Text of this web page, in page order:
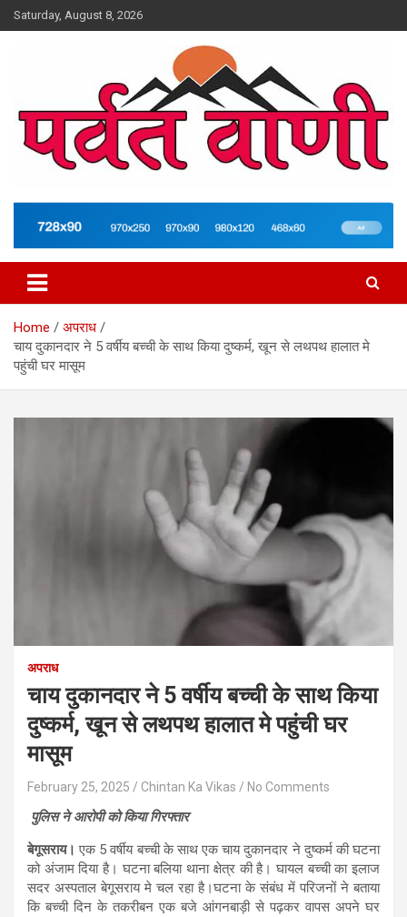
Skip
to
Saturday, August 8, 2026
Parvatvani.com
Home
अपराध
चाय दुकानदार ने 5 वर्षीय बच्ची के साथ किया दुष्कर्म, खून से लथपथ हालात मे
पहुंची घर मासूम
अपराध
चाय दुकानदार ने 5 वर्षीय बच्ची के साथ किया
दुष्कर्म, खून से लथपथ हालात मे पहुंची घर
मासूम
February 25, 2025 Chintan Ka Vikas No Comments
पुलिस ने आरोपी को किया गिरफ्तार
बेगूसराय। एक 5 वर्षीय बच्ची के साथ एक चाय दुकानदार ने दुष्कर्म की घटना
को अंजाम दिया है। घटना बलिया थाना क्षेत्र की है। घायल बच्ची का इलाज
सदर अस्पताल बेगूसराय मे चल रहा है।घटना के संबंध में परिजनों ने बताया
कि बच्ची दिन के तकरीबन एक बजे आंगनबाड़ी से पढ़कर वापस अपने घर